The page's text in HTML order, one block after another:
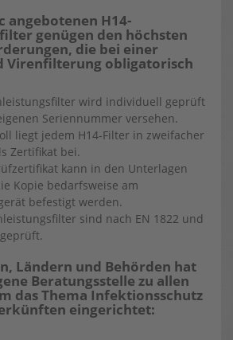
angebotenen H14-
genügen den höchsten
die bei einer
Virenfilterung obligatorisch
wird individuell geprüft
Seriennummer versehen.
liegt jedem H14-Filter in zweifacher
Zertifikat bei.
kann in den Unterlagen
Kopie bedarfsweise am
befestigt werden.
sind nach EN 1822 und
Ländern und Behörden hat
Beratungsstelle zu allen
das Thema Infektionsschutz
eingerichtet: